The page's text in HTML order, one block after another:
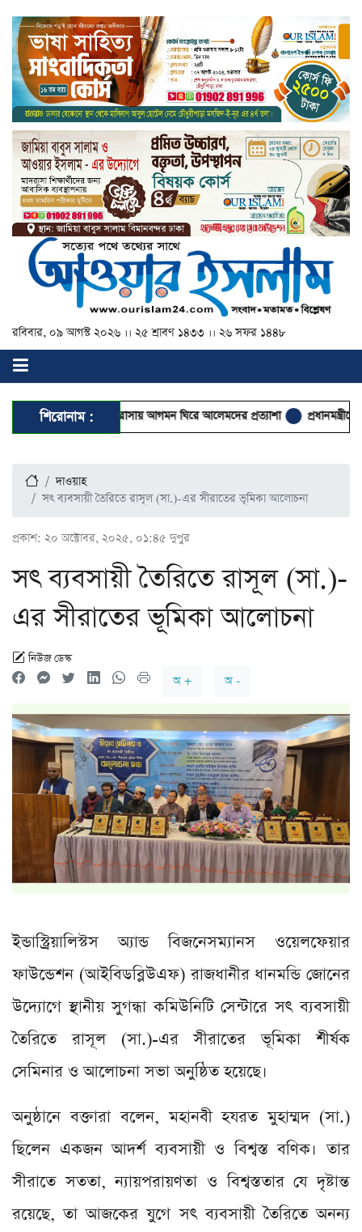
রবিবার, ০৯ আগস্ট ২০২৬ ।। ২৫ শ্রাবণ ১৪৩৩ ।। ২৬ সফর ১৪৪৮
শিরোনাম :
হাটহাজারী মাদরাসায় আগমন ঘিরে আলেমদের প্রত্যাশা প্রধানমন্ত্রীকে বরণে
দাওয়াহ
সৎ ব্যবসায়ী তৈরিতে রাসূল (সা.)-এর সীরাতের ভূমিকা আলোচনা
প্রকাশ: ২০ অক্টোবর, ২০২৫, ০১:৪৫ দুপুর
সৎ ব্যবসায়ী তৈরিতে রাসূল (সা.)-
এর সীরাতের ভূমিকা আলোচনা
নিউজ ডেস্ক
অ +
অ -
ইন্ডাস্ট্রিয়ালিস্টস অ্যান্ড বিজনেসম্যানস ওয়েলফেয়ার
ফাউন্ডেশন (আইবিডব্লিউএফ) রাজধানীর ধানমন্ডি জোনের
উদ্যোগে স্থানীয় সুগন্ধা কমিউনিটি সেন্টারে সৎ ব্যবসায়ী
তৈরিতে রাসূল (সা.)-এর সীরাতের ভূমিকা শীর্ষক
সেমিনার ও আলোচনা সভা অনুষ্ঠিত হয়েছে।
অনুষ্ঠানে বক্তারা বলেন, মহানবী হযরত মুহাম্মদ (সা.)
ছিলেন একজন আদর্শ ব্যবসায়ী ও বিশ্বস্ত বণিক। তার
সীরাতে সততা, ন্যায়পরায়ণতা ও বিশ্বস্ততার যে দৃষ্টান্ত
রয়েছে, তা আজকের যুগে সৎ ব্যবসায়ী তৈরিতে অনন্য